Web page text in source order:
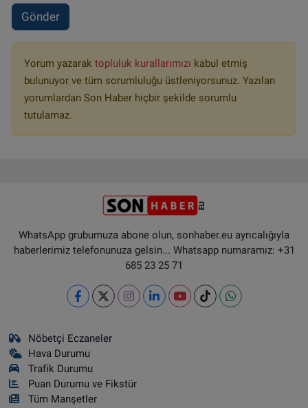
Gönder
Yorum yazarak topluluk kurallarımızı kabul etmiş
bulunuyor ve tüm sorumluluğu üstleniyorsunuz. Yazılan
yorumlardan Son Haber hiçbir şekilde sorumlu
tutulamaz.
WhatsApp grubumuza abone olun, sonhaber.eu ayrıcalığıyla
haberlerimiz telefonunuza gelsin... Whatsapp numaramız: +31
685 23 25 71
Nöbetçi Eczaneler
Hava Durumu
Trafik Durumu
Puan Durumu ve Fikstür
Tüm Manşetler